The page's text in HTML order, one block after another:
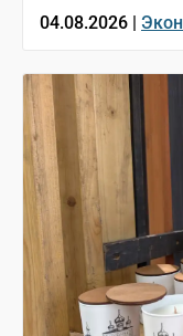
04.08.2026 |